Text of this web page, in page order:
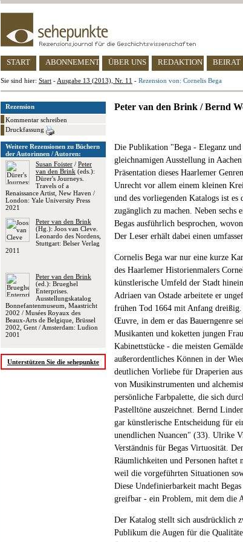
START ABONNEMENT ÜBER UNS REDAKTION BEIRAT
Sie sind hier: Start - Ausgabe 13 (2013), Nr. 11 - Rezension von: Cornelis Bega
Rezension
Kommentar schreiben
Druckfassung
Weitere Rezensionen zu Büchern
der Autorinnen / Autoren:
Susan Foister / Peter
van den Brink (eds.):
Dürer's Journeys.
Travels of a
Renaissance Artist, New Haven /
London: Yale University Press
2021
Peter van den Brink
(Hg.): Joos van Cleve.
Leonardo des Nordens,
Stuttgart: Belser Verlag
2011
Peter van den Brink
(ed.): Brueghel
Enterprises.
Ausstellungskatalog
Bonnefantenmuseum, Maastricht
2002 / Musées Royaux des
Beaux-Arts de Belgique, Brüssel
2002, Gent / Amsterdam: Ludion
2001
Unterstützen Sie die sehepunkte
Peter van den Brink / Bernd
Die Publikation "Bega - Eleganz
gleichnamigen Ausstellung in
Präsentation dieses Haarlemer
Unrecht vor allem einem kleinen
und des vorliegenden Katalogs ist
zugänglich zu machen. Neben
Begas ausführlich besprochen,
Der Leser erhält dabei einen
Cornelis Bega war nur eine kurze
des Haarlemer Historienmalers
künstlerische Umfeld der Stadt
Adriaen van Ostade arbeitete er
frühen Tod 1664 mit Anfang dreißig.
Œuvre, in dem er das Bauerngenre
Musikanten und koketten jungen
Kabinettstücke - die meisten
außerordentliches Können in der
deutlichen Vorliebe für Draperien
von Musikinstrumenten und
persönliche Farbpalette, die sich
Pastelltöne auszeichnet. Bernd
gar künstlerische Entscheidung für
unendlichen Nuancen" (33). Ulrike
Verständnis für Begas Virtuosität.
Räumlichkeiten und Personen haftet
weil die vorgeführten Situationen
Diese Undefinierbarkeit macht
greifbar - ein Problem, mit dem die
Der Katalog stellt sich ausdrücklich
Publikum die Augen für die